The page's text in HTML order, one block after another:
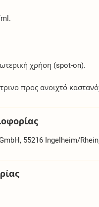
χρήση (spot-on).
προς ανοιχτό
55216 Ingelheim/